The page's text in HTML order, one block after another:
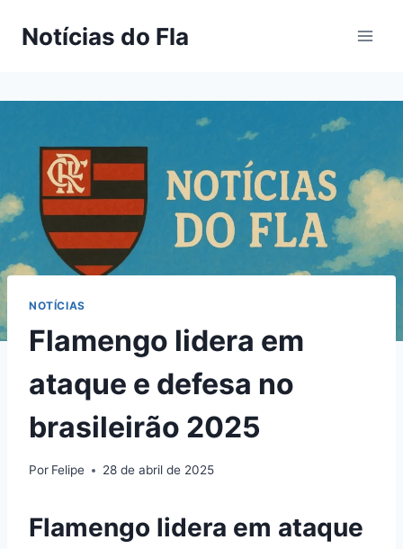
paraNotícias do Fla
NOTÍCIAS
Flamengo lidera em
ataque e defesa no
brasileirão 2025
Por Felipe 28 de abril de 2025
Flamengo lidera em ataque